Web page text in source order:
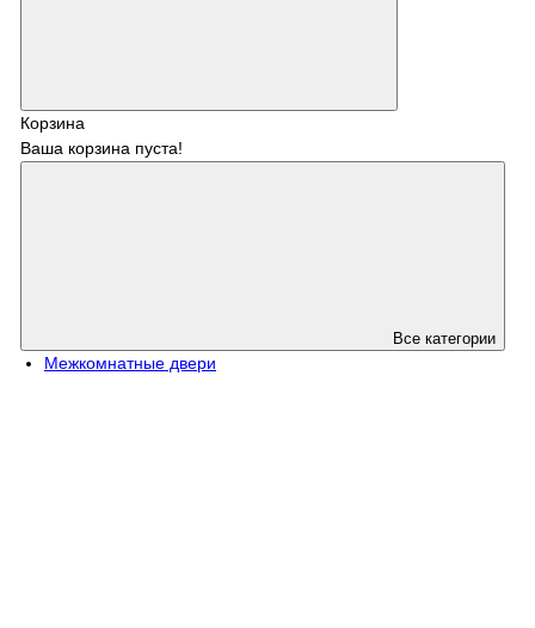
Корзина
Ваша корзина пуста!
Все категории
Межкомнатные двери